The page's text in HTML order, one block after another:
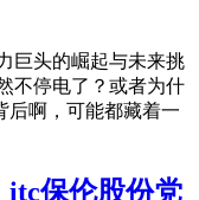
巨头的崛起与未来挑
不停电了？或者为什
后啊，可能都藏着一
itc保伦股份党